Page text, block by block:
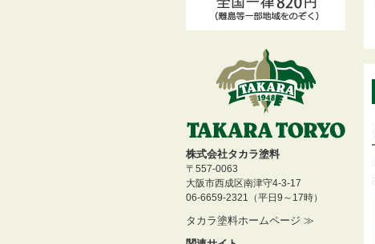
株式会社タカラ塗料
〒557-0063
大阪市西成区南津守4-3-17
06-6659-2321（平日9～17時）
タカラ塗料ホームページ ≫